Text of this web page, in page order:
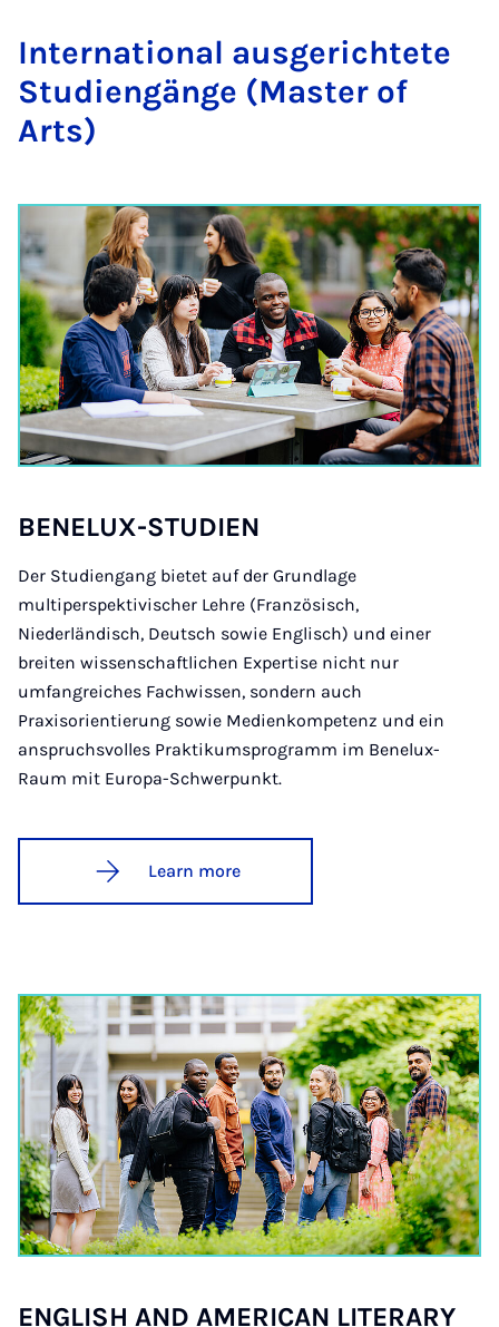
In­ter­na­tion­al aus­gerichtete
Stud­i­engänge (Mas­ter of
Arts)
BE­NE­LUX-STUD­I­EN
Der Studiengang bietet auf der Grundlage
multiperspektivischer Lehre (Französisch,
Niederländisch, Deutsch sowie Englisch) und einer
breiten wissenschaftlichen Expertise nicht nur
umfangreiches Fachwissen, sondern auch
Praxisorientierung sowie Medienkompetenz und ein
anspruchsvolles Praktikumsprogramm im Benelux-
Raum mit Europa-Schwerpunkt.
Learn more
ENG­LISH AND AMER­IC­AN LIT­ER­ARY